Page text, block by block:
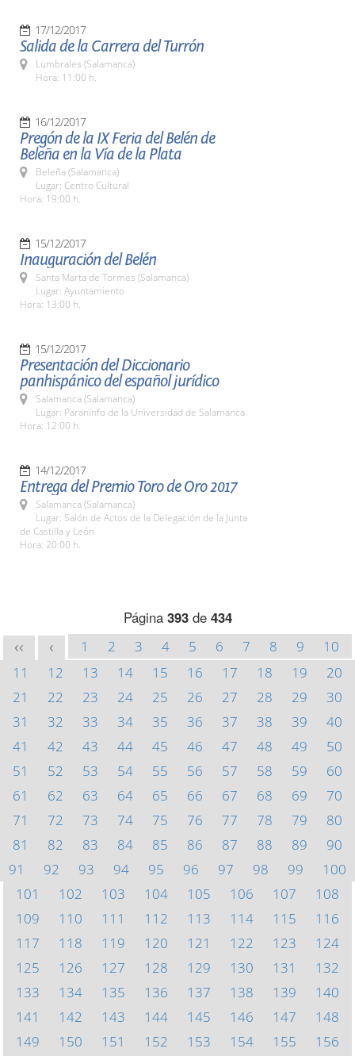
17/12/2017
Salida de la Carrera del Turrón
Lumbrales (Salamanca)
Hora: 11:00 h.
16/12/2017
Pregón de la IX Feria del Belén de
Beleña en la Vía de la Plata
Beleña (Salamanca)
Lugar: Centro Cultural
Hora: 19:00 h.
15/12/2017
Inauguración del Belén
Santa Marta de Tormes (Salamanca)
Lugar: Ayuntamiento
Hora: 13:00 h.
15/12/2017
Presentación del Diccionario
panhispánico del español jurídico
Salamanca (Salamanca)
Lugar: Paraninfo de la Universidad de Salamanca
Hora: 12:00 h.
14/12/2017
Entrega del Premio Toro de Oro 2017
Salamanca (Salamanca)
Lugar: Salón de Actos de la Delegación de la Junta
de Castilla y León
Hora: 20:00 h.
Página 393de 434
<< < 1 2 3 4 5 6 7 8 9
10
11
12 13 14 15 16 17 18 19
20
21
22 23 24 25 26 27 28 29
30
31
32 33 34 35 36 37 38 39
40
41
42 43 44 45 46 47 48 49
50
51
52 53 54 55 56 57 58 59
60
61
62 63 64 65 66 67 68 69
70
71
72 73 74 75 76 77 78 79
80
81
82 83 84 85 86 87 88 89
90
91
92 93 94 95 96 97 98 99
100
101
102 103 104 105 106 107
108
109
110 111 112 113 114 115
116
117
118 119 120 121 122 123
124
125
126 127 128 129 130 131
132
133
134 135 136 137 138 139
140
141
142 143 144 145 146 147
148
149
150 151 152 153 154 155
156